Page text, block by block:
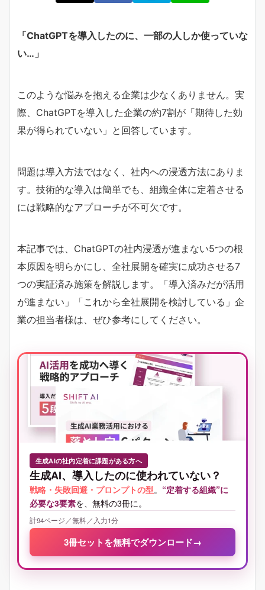
「ChatGPTを導入したのに、一部の人しか使っていな
い…」
このような悩みを抱える企業は少なくありません。実
際、ChatGPTを導入した企業の約7割が「期待した効
果が得られていない」と回答しています。
問題は導入方法ではなく、社内への浸透方法にありま
す。技術的な導入は簡単でも、組織全体に定着させる
には戦略的なアプローチが不可欠です。
本記事では、ChatGPTの社内浸透が進まない5つの根
本原因を明らかにし、全社展開を確実に成功させる7
つの実証済み施策を解説します。「導入済みだが活用
が進まない」「これから全社展開を検討している」企
業の担当者様は、ぜひ参考にしてください。
生成AIの社内定着に課題がある方へ
生成AI、導入したのに使われていない？
戦略・失敗回避・プロンプトの型。 “定着する組織”に
必要な3要素を、無料の3冊に。
計94ページ／無料／入力1分
3冊セットを無料でダウンロード→